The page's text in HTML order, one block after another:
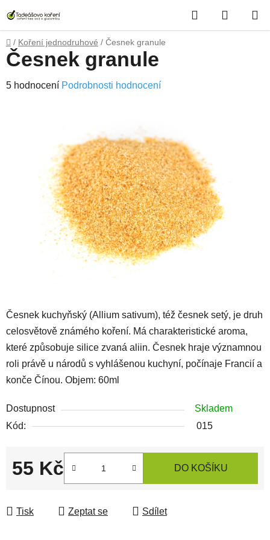
na
obsah
Hledat
KOŠÍK
Domů
/ Koření jednodruhové / Česnek granule
Česnek kuchyňský (Allium sativum), též česnek setý, je druh
celosvětově známého koření. Má charakteristické aroma,
které způsobuje silice zvaná aliin. Česnek hraje významnou
roli právě u národů s vyhlášenou kuchyní, počínaje Francií a
konče Čínou. Objem: 60ml
Dostupnost
Skladem
Kód:
015
55 Kč
Měrná cena:
DO KOŠÍKU
Tisk Zeptat se Sdílet
Česnek granule
Průměrné
hvězdiček.
5 hodnocení Podrobnosti hodnocení